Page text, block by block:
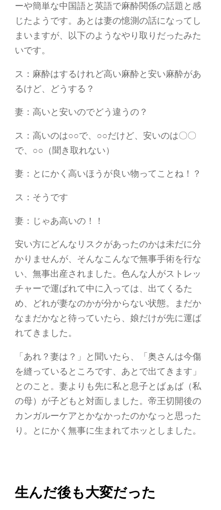
ーや簡単な中国語と英語で麻酔関係の話題と感
じたようです。あとは妻の憶測の話になってし
まいますが、以下のようなやり取りだったみた
いです。
ス：麻酔はするけれど高い麻酔と安い麻酔があ
るけど、どうする？
妻：高いと安いのでどう違うの？
ス：高いのは○○で、○○だけど、安いのは〇〇
で、○○（聞き取れない）
妻：とにかく高いほうが良い物ってことね！？
ス：そうです
妻：じゃあ高いの！！
安い方にどんなリスクがあったのかは未だに分
かりませんが、そんなこんなで無事手術を行な
い、無事出産されました。色んな人がストレッ
チャーで運ばれて中に入っては、出てくるた
め、どれが妻なのかが分からない状態。まだか
なまだかなと待っていたら、娘だけが先に運ば
れてきました。
「あれ？妻は？」と聞いたら、「奥さんは今傷
を縫っているところです、あとで出てきます」
とのこと。妻よりも先に私と息子とばぁば（私
の母）が子どもと対面しました。帝王切開後の
カンガルーケアとかなかったのかなっと思った
り。とにかく無事に生まれてホッとしました。
生んだ後も大変だった